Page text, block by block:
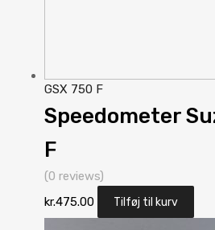
GSX 750 F
Speedometer
F
(0 reviews)
kr.475.00 Tilføj til kurv